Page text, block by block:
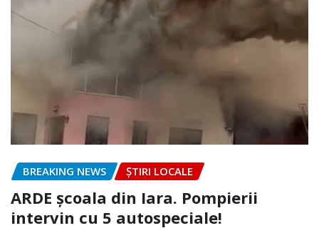
BREAKING NEWS ȘTIRI LOCALE
ARDE școala din Iara. Pompierii
intervin cu 5 autospeciale!